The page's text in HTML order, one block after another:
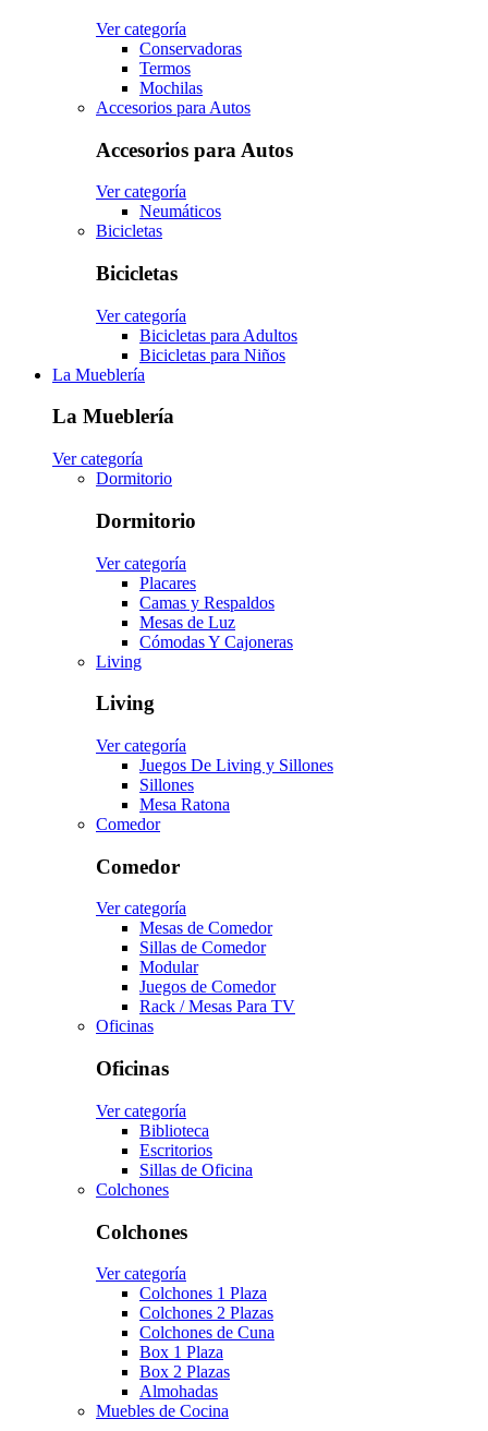
Ver categoría
Conservadoras
Termos
Mochilas
Accesorios para Autos
Accesorios para Autos
Ver categoría
Neumáticos
Bicicletas
Bicicletas
Ver categoría
Bicicletas para Adultos
Bicicletas para Niños
La Mueblería
La Mueblería
Ver categoría
Dormitorio
Dormitorio
Ver categoría
Placares
Camas y Respaldos
Mesas de Luz
Cómodas Y Cajoneras
Living
Living
Ver categoría
Juegos De Living y Sillones
Sillones
Mesa Ratona
Comedor
Comedor
Ver categoría
Mesas de Comedor
Sillas de Comedor
Modular
Juegos de Comedor
Rack / Mesas Para TV
Oficinas
Oficinas
Ver categoría
Biblioteca
Escritorios
Sillas de Oficina
Colchones
Colchones
Ver categoría
Colchones 1 Plaza
Colchones 2 Plazas
Colchones de Cuna
Box 1 Plaza
Box 2 Plazas
Almohadas
Muebles de Cocina